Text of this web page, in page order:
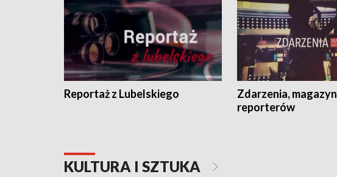
Reportaż z Lubelskiego
Zdarzenia, magazyn
reporterów
KULTURA I SZTUKA